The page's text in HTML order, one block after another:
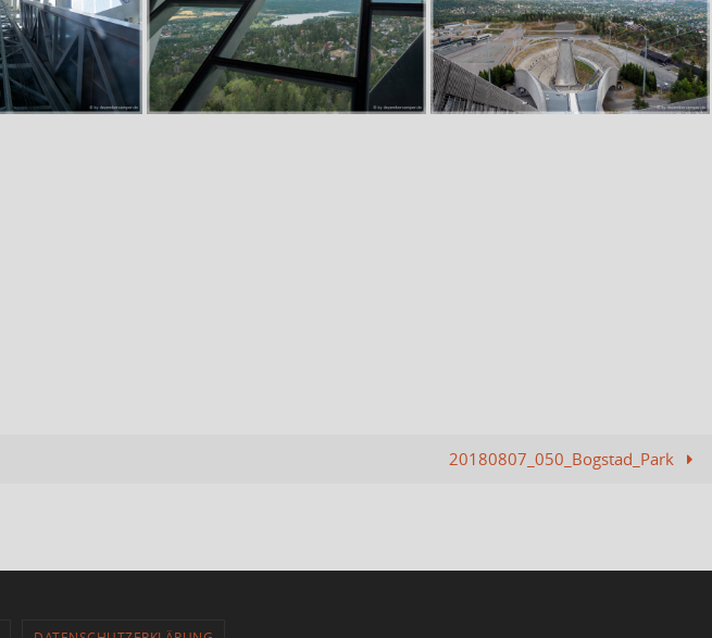
20180807_050_Bogstad_Park